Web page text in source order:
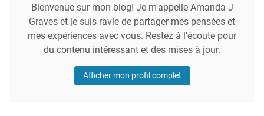
Bienvenue sur mon blog! Je m'appelle Amanda J
Graves et je suis ravie de partager mes pensées et
mes expériences avec vous. Restez à l'écoute pour
du contenu intéressant et des mises à jour.
Afficher mon profil complet